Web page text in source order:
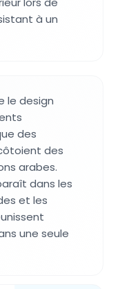
à un
le design
des
des
arabes.
dans les
et les
une seule